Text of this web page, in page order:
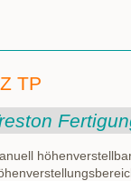
TP